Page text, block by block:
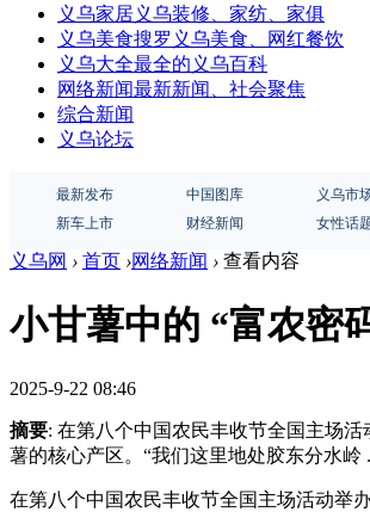
义乌家居义乌装修、家纺、家俱
义乌美食搜罗义乌美食、网红餐饮
义乌大全最全的义乌百科
网络新闻最新新闻、社会聚焦
综合新闻
义乌论坛
最新发布 中国图库 义乌市
新车上市
财经新闻 女性话
义乌网 › 首页 ›网络新闻 › 查看内容
小甘薯中的 “富农密
2025-9-22 08:46
摘要: 在第八个中国农民丰收节全国主场
薯的核心产区。“我们这里地处胶东分水岭
在第八个中国农民丰收节全国主场活动举